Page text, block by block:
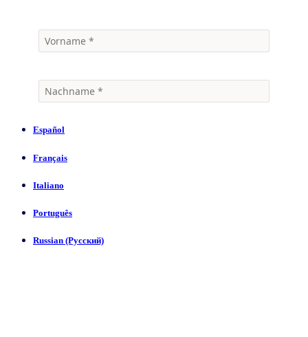
Español
Français
Italiano
Português
Russian (Русский)